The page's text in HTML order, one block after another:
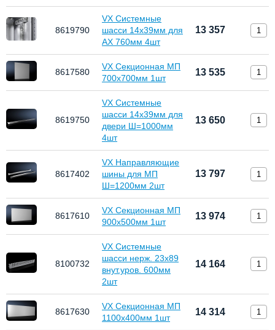
8619790
VX Системные
шасси 14х39мм для
AX 760мм 4шт
13 357
8617580
VX Секционная МП
700x700мм 1шт
13 535
8619750
VX Системные
шасси 14х39мм для
двери Ш=1000мм
4шт
13 650
8617402
VX Направляющие
шины для МП
Ш=1200мм 2шт
13 797
8617610
VX Секционная МП
900x500мм 1шт
13 974
8100732
VX Системные
шасси нерж. 23х89
внут.уров. 600мм
2шт
14 164
8617630
VX Секционная МП
1100x400мм 1шт
14 314